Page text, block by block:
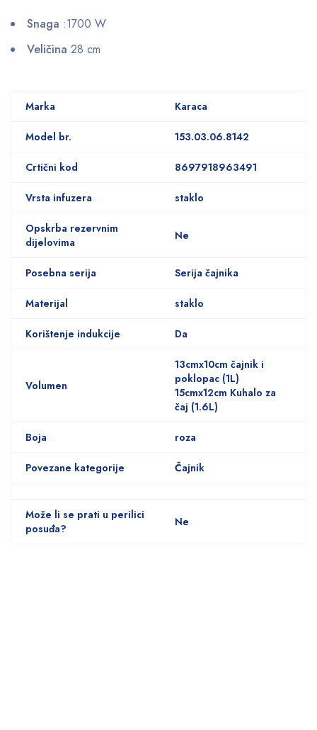
Snaga :1700 W
Veličina 28 cm
Marka Karaca
Model br. 153.03.06.8142
Crtični kod 8697918963491
Vrsta infuzera staklo
Opskrba rezervnim
dijelovima
Ne
Posebna serija Serija čajnika
Materijal staklo
Korištenje indukcije Da
Volumen
13cmx10cm čajnik i
poklopac (1L)
15cmx12cm Kuhalo za
čaj (1.6L)
Boja roza
Povezane kategorije Čajnik
Može li se prati u perilici
posuđa?
Ne